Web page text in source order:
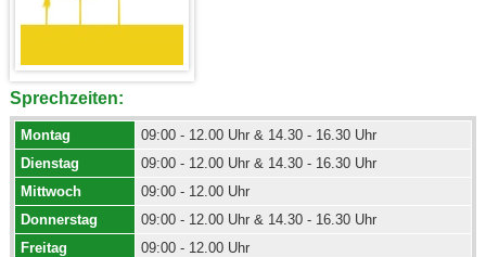
Sprechzeiten:
Montag
09:00 - 12.00 Uhr & 14.30 - 16.30 Uhr
Dienstag
09:00 - 12.00 Uhr & 14.30 - 16.30 Uhr
Mittwoch
09:00 - 12.00 Uhr
Donnerstag
09:00 - 12.00 Uhr & 14.30 - 16.30 Uhr
Freitag
09:00 - 12.00 Uhr